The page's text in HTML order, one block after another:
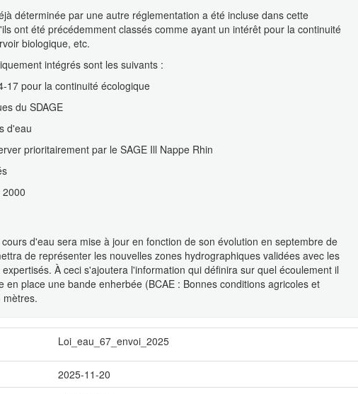
déterminée par une autre réglementation a été incluse dans cette
ont été précédemment classés comme ayant un intérêt pour la continuité
biologique, etc.
intégrés sont les suivants :
17 pour la continuité écologique
du SDAGE
d'eau
prioritairement par le SAGE Ill Nappe Rhin
d'eau sera mise à jour en fonction de son évolution en septembre de
de représenter les nouvelles zones hydrographiques validées avec les
À ceci s'ajoutera l'information qui définira sur quel écoulement il
en place une bande enherbée (BCAE : Bonnes conditions agricoles et
mètres.
Loi_eau_67_envoi_2025
2025-11-20